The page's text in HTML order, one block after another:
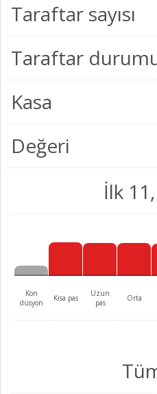
Taraftar sayısı
Taraftar
Kasa
Değeri
İlk
Kon
düsyon
Kısa pas
Uzun
pas
Orta